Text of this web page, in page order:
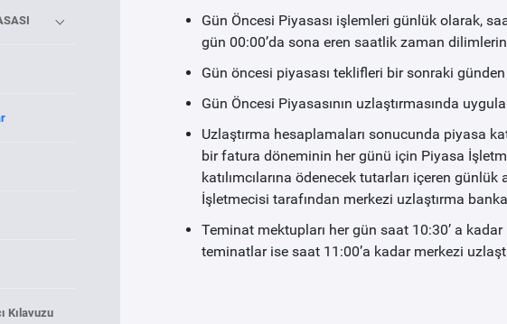
Kılavuzu
Gün Öncesi Piyasası işlemleri günlük olarak,
gün 00:00’da sona eren saatlik zaman
Gün öncesi piyasası teklifleri bir sonraki
Gün Öncesi Piyasasının uzlaştırmasında
Uzlaştırma hesaplamaları sonucunda piyasa
bir fatura döneminin her günü için Piyasa
katılımcılarına ödenecek tutarları içeren
İşletmecisi tarafından merkezi uzlaştırma
Teminat mektupları her gün saat 10:30’ a
teminatlar ise saat 11:00’a kadar merkezi